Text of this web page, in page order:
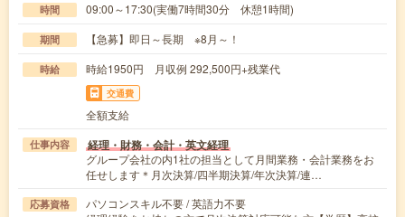
時間 09:00～17:30(実働7時間30分 休憩1時間)
期間 【急募】即日～長期 ※8月～！
時給 時給1950円 月収例 292,500円+残業代
交通費
全額支給
仕事内容 経理・財務・会計・英文経理
グループ会社の内1社の担当として月間業務・会計業務をお
任せします＊月次決算/四半期決算/年次決算/連…
応募資格
パソコンスキル不要 / 英語力不要